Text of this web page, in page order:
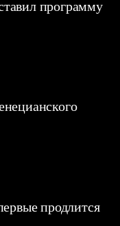
программу
продлится